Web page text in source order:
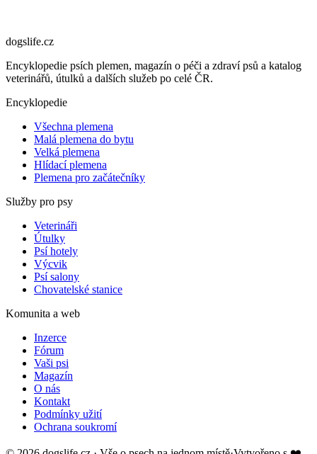
dogslife.cz
Encyklopedie psích plemen, magazín o péči a zdraví psů a katalog
veterinářů, útulků a dalších služeb po celé ČR.
Encyklopedie
Všechna plemena
Malá plemena do bytu
Velká plemena
Hlídací plemena
Plemena pro začátečníky
Služby pro psy
Veterináři
Útulky
Psí hotely
Výcvik
Psí salony
Chovatelské stanice
Komunita a web
Inzerce
Fórum
Vaši psi
Magazín
O nás
Kontakt
Podmínky užití
Ochrana soukromí